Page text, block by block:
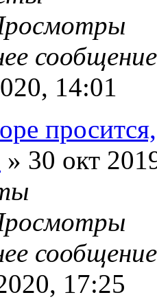
14:01
» 30 окт
17:25